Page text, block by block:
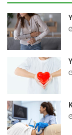
yapıldıktan sonra
yakınması olmaz.
Kolonoskopi
görüntülü bir
polipleri, kolon
erken dönemde
sayesinde tanı
şekilde tedavi